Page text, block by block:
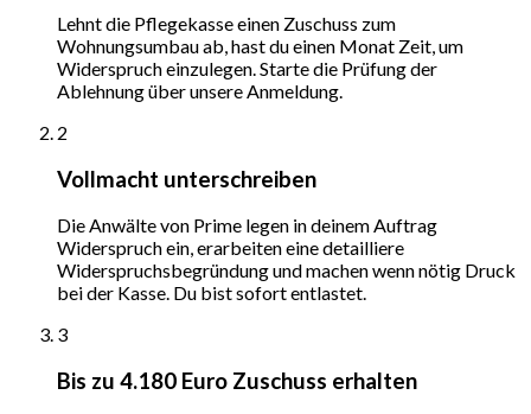
Lehnt die Pflegekasse einen Zuschuss zum
Wohnungsumbau ab, hast du einen Monat Zeit, um
Widerspruch einzulegen. Starte die Prüfung der
Ablehnung über unsere Anmeldung.
2
Vollmacht unterschreiben
Die Anwälte von Prime legen in deinem Auftrag
Widerspruch ein, erarbeiten eine detailliere
Widerspruchsbegründung und machen wenn nötig Druck
bei der Kasse. Du bist sofort entlastet.
3
Bis zu 4.180 Euro Zuschuss erhalten